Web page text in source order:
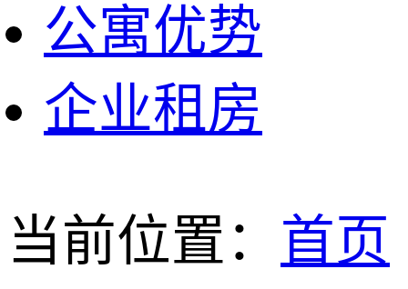
公寓优势
企业租房
当前位置： 首页